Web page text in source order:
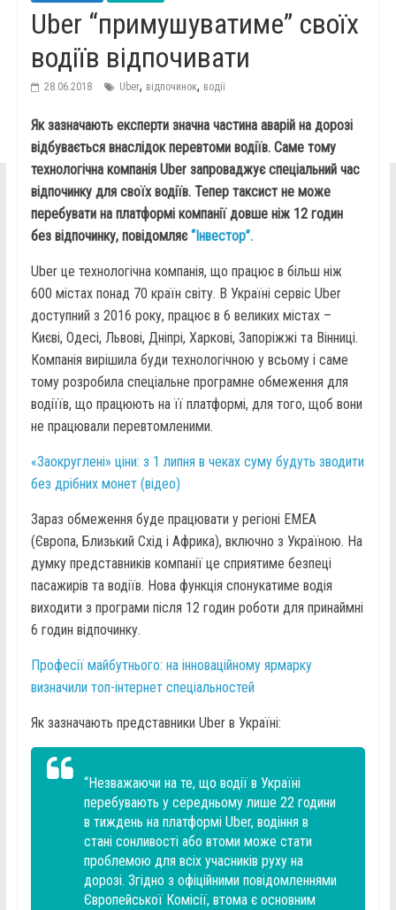
Uber “примушуватиме” своїх
водіїв відпочивати
28.06.2018 Uber, відпочинок, водії
Як зазначають експерти значна частина аварій на дорозі
відбувається внаслідок перевтоми водіїв. Саме тому
технологічна компанія Uber запроваджує спеціальний час
відпочинку для своїх водіїв. Тепер таксист не може
перебувати на платформі компанії довше ніж 12 годин
без відпочинку, повідомляє“Інвестор”.
Uber це технологічна компанія, що працює в більш ніж
600 містах понад 70 країн світу. В Україні сервіс Uber
доступний з 2016 року, працює в 6 великих містах –
Києві, Одесі, Львові, Дніпрі, Харкові, Запоріжжі та Вінниці.
Компанія вирішила буди технологічною у всьому і саме
тому розробила спеціальне програмне обмеження для
водіїїв, що працюють на її платформі, для того, щоб вони
не працювали перевтомленими.
«Заокруглені» ціни: з 1 липня в чеках суму будуть зводити
без дрібних монет (відео)
Зараз обмеження буде працювати у регіоні EMEA
(Європа, Близький Схід і Африка), включно з Україною. На
думку представників компанії це сприятиме безпеці
пасажирів та водіїв. Нова функція спонукатиме водія
виходити з програми після 12 годин роботи для принаймні
6 годин відпочинку.
Професії майбутнього: на інноваційному ярмарку
визначили топ-інтернет спеціальностей
Як зазначають представники Uber в Україні:
“Незважаючи на те, що водії в Україні
перебувають у середньому лише 22 години
в тиждень на платформі Uber, водіння в
стані сонливості або втоми може стати
проблемою для всіх учасників руху на
дорозі. Згідно з офіційними повідомленнями
Європейської Комісії, втома є основним